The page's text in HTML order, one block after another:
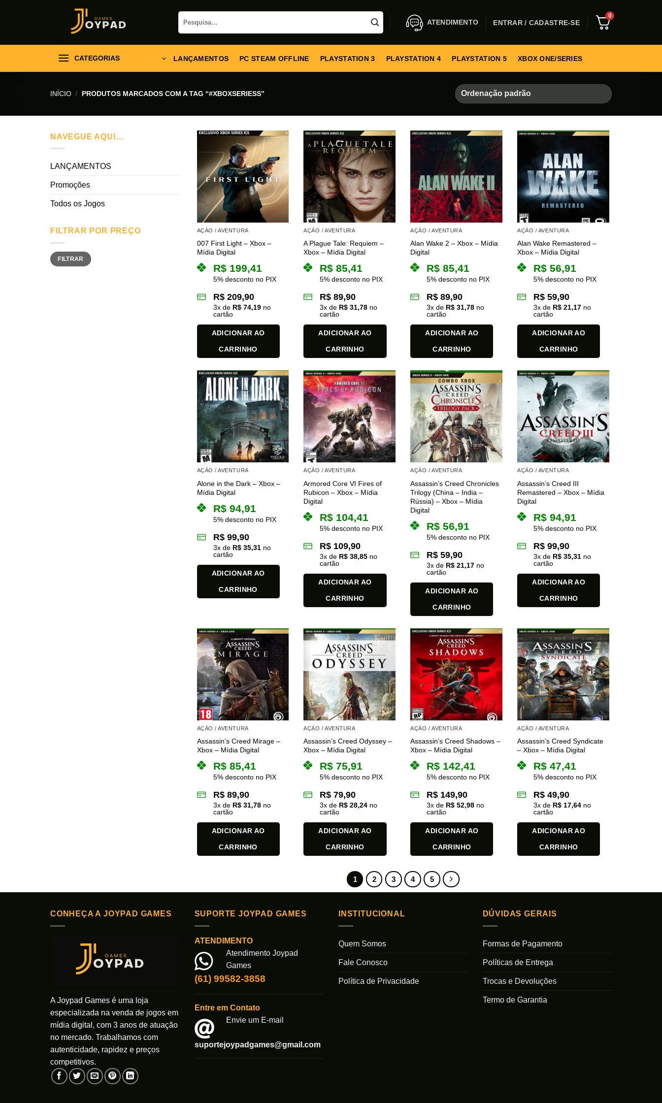
Pesquisar
por:
ATENDIMENTO ENTRAR / CADASTRE-SE
0
CATEGORIAS LANÇAMENTOS PC STEAM OFFLINE PLAYSTATION 3 PLAYSTATION 4 PLAYSTATION 5 XBOX ONE/SERIES
INÍCIO / PRODUTOS MARCADOS COM A TAG “#XBOXSERIESS”
NAVEGUE AQUI…
LANÇAMENTOS
Promoções
Todos os Jogos
FILTRAR POR PREÇO
Preço
mínimo
Preço
máximo
FILTRAR
AÇÃO / AVENTURA
007 First Light – Xbox –
Mídia Digital
R$199,41
5% desconto no PIX
R$209,90
3x de R$74,19no
cartão
ADICIONAR AO
CARRINHO
AÇÃO / AVENTURA
A Plague Tale: Requiem –
Xbox – Mídia Digital
R$ 85,41
5% desconto no PIX
R$ 89,90
3x de R$ 31,78 no
cartão
ADICIONAR AO
CARRINHO
AÇÃO / AVENTURA
Alan Wake 2 – Xbox – Mídia
Digital
R$ 85,41
5% desconto no PIX
R$ 89,90
3x de R$ 31,78 no
cartão
ADICIONAR AO
CARRINHO
AÇÃO / AVENTURA
Alan Wake Remastered –
Xbox – Mídia Digital
R$ 56,91
5% desconto no PIX
R$ 59,90
3x de R$ 21,17 no
cartão
ADICIONAR AO
CARRINHO
AÇÃO / AVENTURA
Alone in the Dark – Xbox –
Mídia Digital
R$94,91
5% desconto no PIX
R$99,90
3x de R$35,31no
cartão
ADICIONAR AO
CARRINHO
AÇÃO / AVENTURA
Armored Core VI Fires of
Rubicon – Xbox – Mídia
Digital
R$ 104,41
5% desconto no PIX
R$ 109,90
3x de R$ 38,85 no
cartão
ADICIONAR AO
CARRINHO
AÇÃO / AVENTURA
Assassin’s Creed Chronicles
Trilogy (China – India –
Rússia) – Xbox – Mídia
Digital
R$ 56,91
5% desconto no PIX
R$ 59,90
3x de R$ 21,17 no
cartão
ADICIONAR AO
CARRINHO
AÇÃO / AVENTURA
Assassin’s Creed III
Remastered – Xbox – Mídia
Digital
R$ 94,91
5% desconto no PIX
R$ 99,90
3x de R$ 35,31 no
cartão
ADICIONAR AO
CARRINHO
AÇÃO / AVENTURA
Assassin’s Creed Mirage –
Xbox – Mídia Digital
R$85,41
5% desconto no PIX
R$89,90
3x de R$31,78no
cartão
ADICIONAR AO
CARRINHO
AÇÃO / AVENTURA
Assassin’s Creed Odyssey –
Xbox – Mídia Digital
R$ 75,91
5% desconto no PIX
R$ 79,90
3x de R$ 28,24 no
cartão
ADICIONAR AO
CARRINHO
AÇÃO / AVENTURA
Assassin’s Creed Shadows –
Xbox – Mídia Digital
R$ 142,41
5% desconto no PIX
R$ 149,90
3x de R$ 52,98 no
cartão
ADICIONAR AO
CARRINHO
AÇÃO / AVENTURA
Assassin’s Creed Syndicate
– Xbox – Mídia Digital
R$ 47,41
5% desconto no PIX
R$ 49,90
3x de R$ 17,64 no
cartão
ADICIONAR AO
CARRINHO
1 2 3 4 5
CONHEÇA A JOYPAD GAMES
A Joypad Games é uma loja
especializada na venda de jogos em
mídia digital, com 3 anos de atuação
no mercado. Trabalhamos com
autenticidade, rapidez e preços
competitivos.
SUPORTE JOYPAD GAMES
ATENDIMENTO
Atendimento Joypad
Games
(61) 99582-3858
Entre em Contato
Envie um E-mail
suportejoypadgames@gmail.com
INSTITUCIONAL
Quem Somos
Fale Conosco
Política de Privacidade
DÚVIDAS GERAIS
Formas de Pagamento
Políticas de Entrega
Trocas e Devoluções
Termo de Garantia